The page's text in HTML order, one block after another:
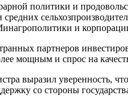
политики и
и
партнеров
мощным и спрос на
выразил уверенность,
со стороны